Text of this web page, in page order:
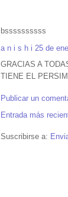
bssssssssss
a n i s h i 25 de
GRACIAS A
TIENE EL
Publicar un
Entrada más
Suscribirse a: